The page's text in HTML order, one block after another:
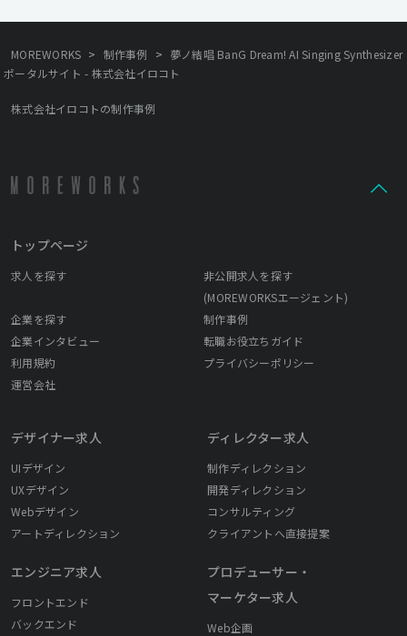
MOREWORKS > 制作事例 > 夢ノ結唱 BanG Dream! AI Singing Synthesizer
ポータルサイト - 株式会社イロコト
株式会社イロコトの制作事例
トップページ
求人を探す
非公開求人を探す
(MOREWORKSエージェント)
企業を探す
制作事例
企業インタビュー
転職お役立ちガイド
利用規約
プライバシーポリシー
運営会社
デザイナー求人
UIデザイン
UXデザイン
Webデザイン
アートディレクション
エンジニア求人
フロントエンド
バックエンド
ディレクター求人
制作ディレクション
開発ディレクション
コンサルティング
クライアントへ直接提案
プロデューサー・
マーケター求人
Web企画